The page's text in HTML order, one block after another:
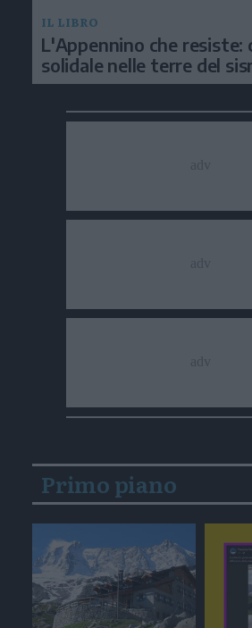
IL LIBRO
L'Appennino che resiste:
solidale nelle terre del
Primo piano